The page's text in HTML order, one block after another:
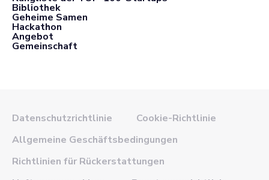
Bibliothek
Geheime Samen
Hackathon
Angebot
Gemeinschaft
Datenschutzrichtlinie
Cookie-Richtlinie
Allgemeine Geschäftsbedingungen
Richtlinien für Rückerstattungen